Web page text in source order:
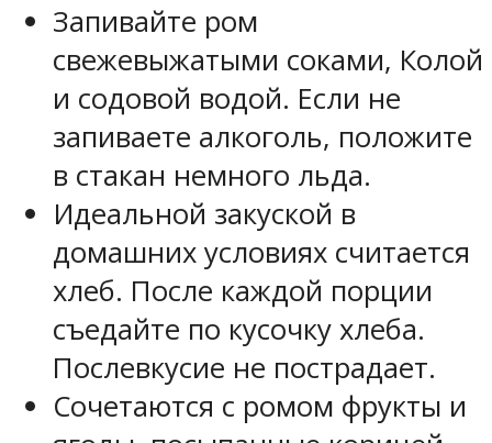
Запивайте ром
свежевыжатыми соками, Колой
и содовой водой. Если не
запиваете алкоголь, положите
в стакан немного льда.
Идеальной закуской в
домашних условиях считается
хлеб. После каждой порции
съедайте по кусочку хлеба.
Послевкусие не пострадает.
Сочетаются с ромом фрукты и